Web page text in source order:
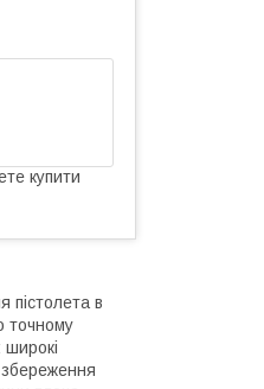
купити
пістолета в
точному